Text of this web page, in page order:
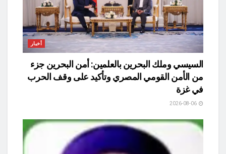
أخبار
السيسي وملك البحرين بالعلمين: أمن البحرين جزء
من الأمن القومي المصري وتأكيد على وقف الحرب
في غزة